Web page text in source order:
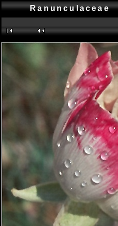
Ranunculaceae